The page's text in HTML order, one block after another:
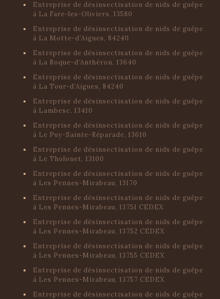
Entreprise de désinsectisation de nids de guêpe
à La Fare-les-Oliviers, 13580
Entreprise de désinsectisation de nids de guêpe
à La Motte-d’Aigues, 84240
Entreprise de désinsectisation de nids de guêpe
à La Roque-d’Anthéron, 13640
Entreprise de désinsectisation de nids de guêpe
à La Tour-d’Aigues, 84240
Entreprise de désinsectisation de nids de guêpe
à Lambesc, 13410
Entreprise de désinsectisation de nids de guêpe
à Le Puy-Sainte-Réparade, 13610
Entreprise de désinsectisation de nids de guêpe
à Le Tholonet, 13100
Entreprise de désinsectisation de nids de guêpe
à Les Pennes-Mirabeau, 13170
Entreprise de désinsectisation de nids de guêpe
à Les Pennes-Mirabeau, 13751 CEDEX
Entreprise de désinsectisation de nids de guêpe
à Les Pennes-Mirabeau, 13752 CEDEX
Entreprise de désinsectisation de nids de guêpe
à Les Pennes-Mirabeau, 13755 CEDEX
Entreprise de désinsectisation de nids de guêpe
à Les Pennes-Mirabeau, 13757 CEDEX
Entreprise de désinsectisation de nids de guêpe